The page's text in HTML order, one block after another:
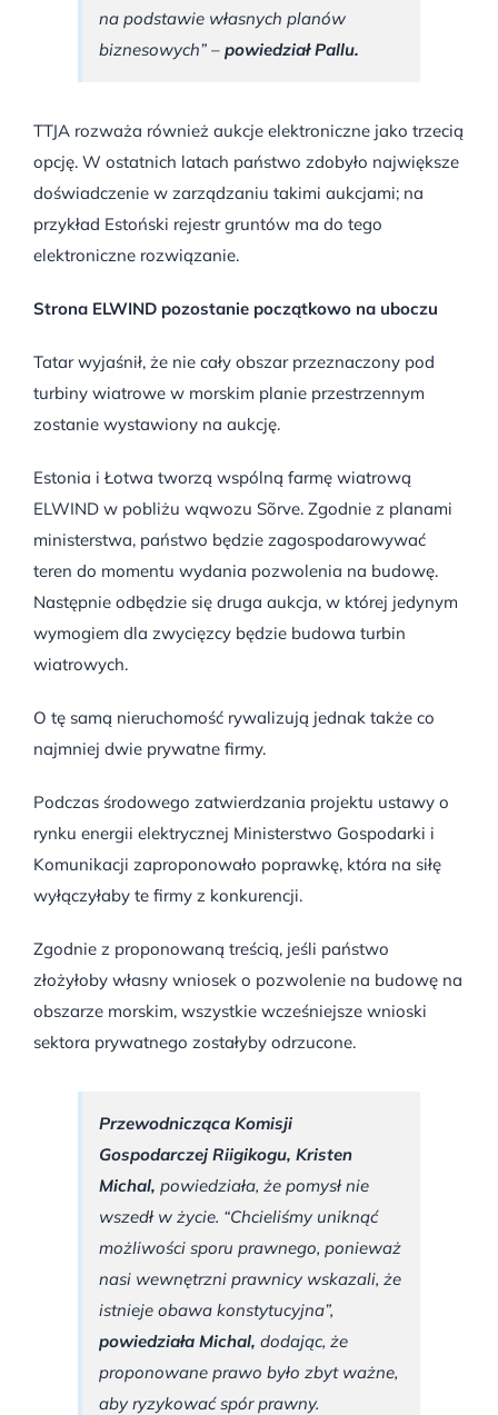
na podstawie własnych planów
biznesowych” – powiedział Pallu.
TTJA rozważa również aukcje elektroniczne jako trzecią
opcję. W ostatnich latach państwo zdobyło największe
doświadczenie w zarządzaniu takimi aukcjami; na
przykład Estoński rejestr gruntów ma do tego
elektroniczne rozwiązanie.
Strona ELWIND pozostanie początkowo na uboczu
Tatar wyjaśnił, że nie cały obszar przeznaczony pod
turbiny wiatrowe w morskim planie przestrzennym
zostanie wystawiony na aukcję.
Estonia i Łotwa tworzą wspólną farmę wiatrową
ELWIND w pobliżu wąwozu Sõrve. Zgodnie z planami
ministerstwa, państwo będzie zagospodarowywać
teren do momentu wydania pozwolenia na budowę.
Następnie odbędzie się druga aukcja, w której jedynym
wymogiem dla zwycięzcy będzie budowa turbin
wiatrowych.
O tę samą nieruchomość rywalizują jednak także co
najmniej dwie prywatne firmy.
Podczas środowego zatwierdzania projektu ustawy o
rynku energii elektrycznej Ministerstwo Gospodarki i
Komunikacji zaproponowało poprawkę, która na siłę
wyłączyłaby te firmy z konkurencji.
Zgodnie z proponowaną treścią, jeśli państwo
złożyłoby własny wniosek o pozwolenie na budowę na
obszarze morskim, wszystkie wcześniejsze wnioski
sektora prywatnego zostałyby odrzucone.
Przewodnicząca Komisji
Gospodarczej Riigikogu, Kristen
Michal, powiedziała, że pomysł nie
wszedł w życie. “Chcieliśmy uniknąć
możliwości sporu prawnego, ponieważ
nasi wewnętrzni prawnicy wskazali, że
istnieje obawa konstytucyjna”,
powiedziała Michal, dodając, że
proponowane prawo było zbyt ważne,
aby ryzykować spór prawny.